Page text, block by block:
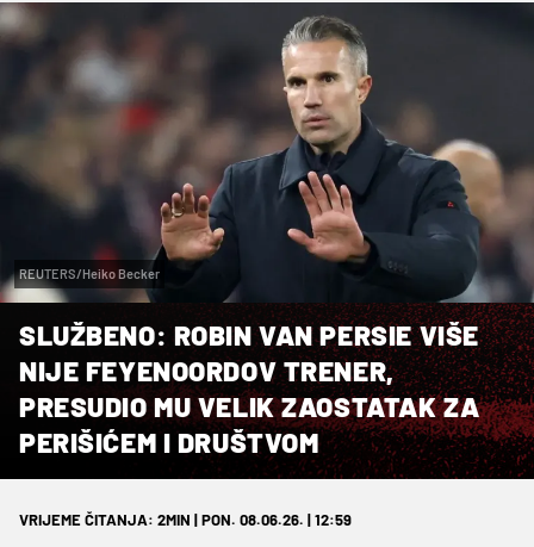
REUTERS/Heiko Becker
SLUŽBENO: ROBIN VAN PERSIE VIŠE
NIJE FEYENOORDOV TRENER,
PRESUDIO MU VELIK ZAOSTATAK ZA
PERIŠIĆEM I DRUŠTVOM
VRIJEME ČITANJA: 2MIN | PON. 08.06.26. | 12:59